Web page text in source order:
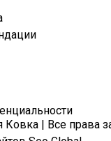
Ковка | Все права